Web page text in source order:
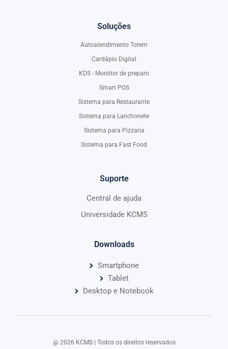
Soluções
Autoatendimento Totem
Cardápio Digital
KDS - Moniitor de preparo
Smart POS
Sistema para Restaurante
Sistema para Lanchonete
Sistema para Pizzaria
Sistema para Fast Food
Suporte
Central de ajuda
Universidade KCMS
Downloads
Smartphone
Tablet
Desktop e Notebook
@ 2026 KCMS | Todos os direitos reservados​